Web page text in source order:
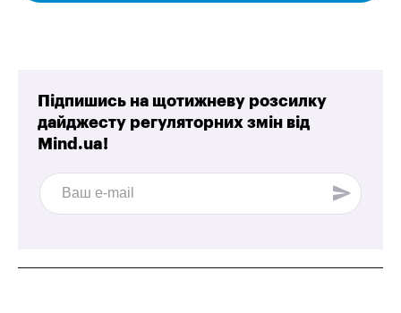
Підпишись на щотижневу розсилку
дайджесту регуляторних змін від
Mind.ua!